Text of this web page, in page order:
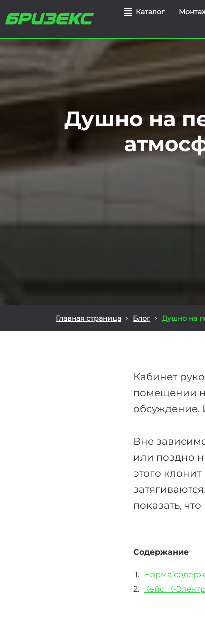
Каталог
Душно на
Главная страница › Блог › Душно на
Кабинет
помещении
обсуждение.
Вне
или поздно
этого
показать,
Содержание
Норма
Кейс: К-